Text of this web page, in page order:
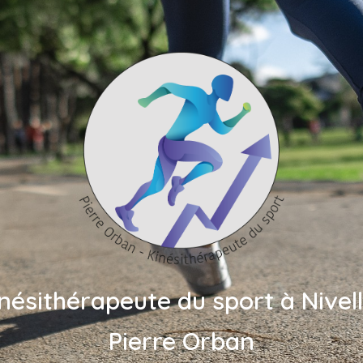
du sport à
Pierre Orban